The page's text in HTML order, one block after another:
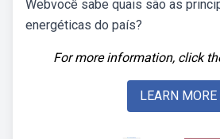
Webvocê sabe quais são as
energéticas do país?
For more information, click
LEARN MORE